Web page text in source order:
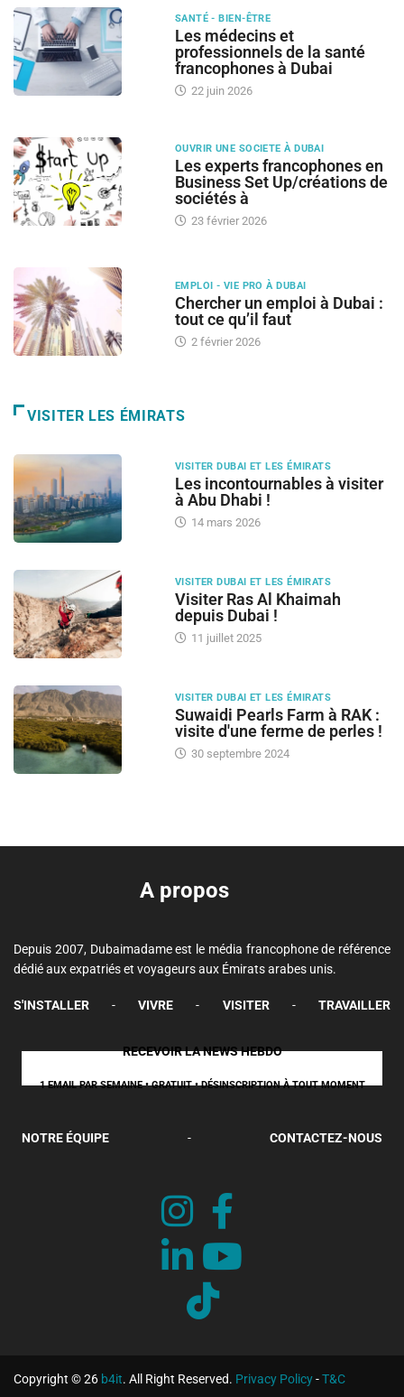
SANTÉ - BIEN-ÊTRE
Les médecins et
professionnels de la santé
francophones à Dubai
22 juin 2026
OUVRIR UNE SOCIETE À DUBAI
Les experts francophones en
Business Set Up/créations de
sociétés à
23 février 2026
EMPLOI - VIE PRO À DUBAI
Chercher un emploi à Dubai :
tout ce qu’il faut
2 février 2026
VISITER LES ÉMIRATS
VISITER DUBAI ET LES ÉMIRATS
Les incontournables à visiter
à Abu Dhabi !
14 mars 2026
VISITER DUBAI ET LES ÉMIRATS
Visiter Ras Al Khaimah
depuis Dubai !
11 juillet 2025
VISITER DUBAI ET LES ÉMIRATS
Suwaidi Pearls Farm à RAK :
visite d'une ferme de perles !
30 septembre 2024
A propos
Depuis 2007, Dubaimadame est le média francophone de référence
dédié aux expatriés et voyageurs aux Émirats arabes unis.
S'INSTALLER - VIVRE - VISITER - TRAVAILLER
RECEVOIR LA NEWS HEBDO
1 EMAIL PAR SEMAINE • GRATUIT • DÉSINSCRIPTION À TOUT MOMENT
NOTRE ÉQUIPE - CONTACTEZ-NOUS
Copyright © 26 b4it. All Right Reserved. Privacy Policy-T&C